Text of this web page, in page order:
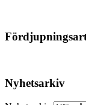
Nyhetsarkiv